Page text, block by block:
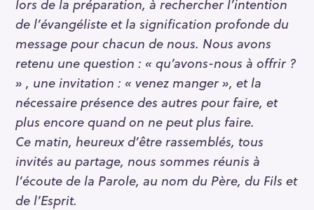
de l’évangéliste et la signification profonde du
message pour chacun de nous. Nous avons
retenu une question : « qu’avons-nous à offrir ?
» , une invitation : « venez manger », et la
nécessaire présence des autres pour faire, et
plus encore quand on ne peut plus faire.
Ce matin, heureux d’être rassemblés, tous
invités au partage, nous sommes réunis à
l’écoute de la Parole, au nom du Père, du Fils et
de l’Esprit.